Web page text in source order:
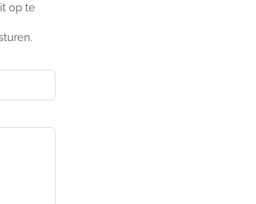
op te